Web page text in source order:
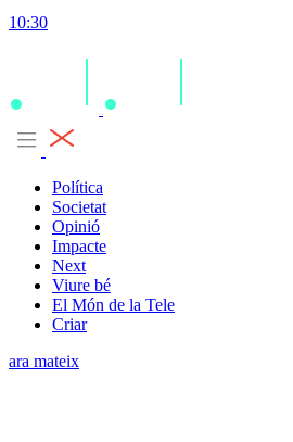
10:30
Política
Societat
Opinió
Impacte
Next
Viure bé
El Món de la Tele
Criar
ara mateix